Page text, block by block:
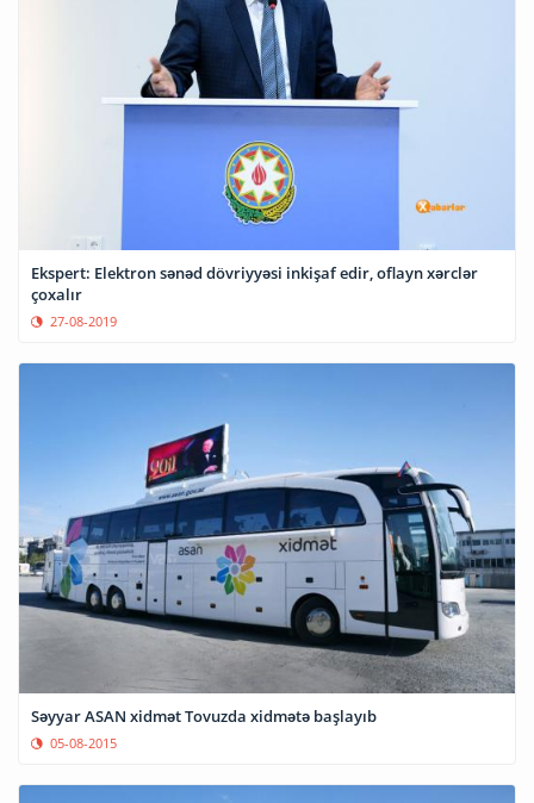
Ekspert: Elektron sənəd dövriyyəsi inkişaf edir, oflayn xərclər
çoxalır
27-08-2019
Səyyar ASAN xidmət Tovuzda xidmətə başlayıb
05-08-2015